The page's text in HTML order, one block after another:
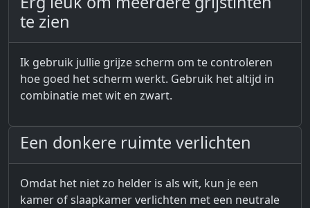
te zien
Ik gebruik jullie grijze scherm om te controleren
hoe goed het scherm werkt. Gebruik het altijd in
combinatie met wit en zwart.
Een donkere ruimte verlichten
Omdat het niet zo helder is als wit, kun je een
kamer of slaapkamer verlichten met een neutrale